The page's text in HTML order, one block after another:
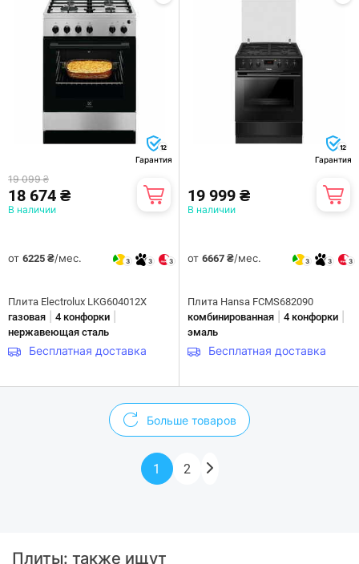
12
Гарантия
19 099 ₴
18 674 ₴
В наличии
от 6225 ₴/мес. 3 3 3
Плита Electrolux LKG604012X
газовая
4 конфорки
нержавеющая сталь
Бесплатная доставка
12
Гарантия
19 999 ₴
В наличии
от 6667 ₴/мес. 3 3 3
Плита Hansa FCMS682090
комбинированная
4 конфорки
эмаль
Бесплатная доставка
Больше товаров
1 2
Плиты: также ищут